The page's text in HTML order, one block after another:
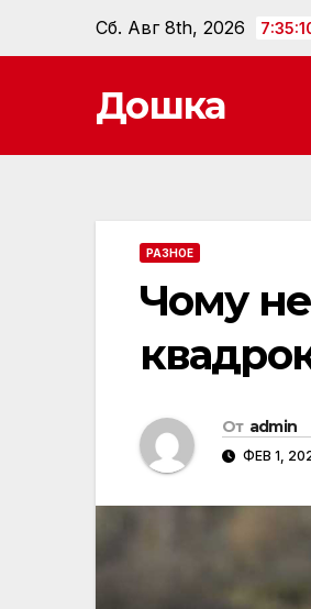
Сб. Авг 8th, 2026
Дошка
РАЗНОЕ
Чому не
От admin
ФЕВ 1,